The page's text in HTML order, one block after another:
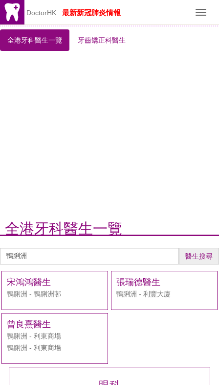
DoctorHK 最新新冠肺炎情報
全港牙科醫生一覽 牙齒矯正科醫生
全港牙科醫生一覽
生
醫生搜尋
宋鴻鴻醫生
鴨脷洲 - 鴨脷洲邨
張瑞德醫生
鴨脷洲 - 利豐大廈
曾良熹醫生
鴨脷洲 - 利東商場
鴨脷洲 - 利東商場